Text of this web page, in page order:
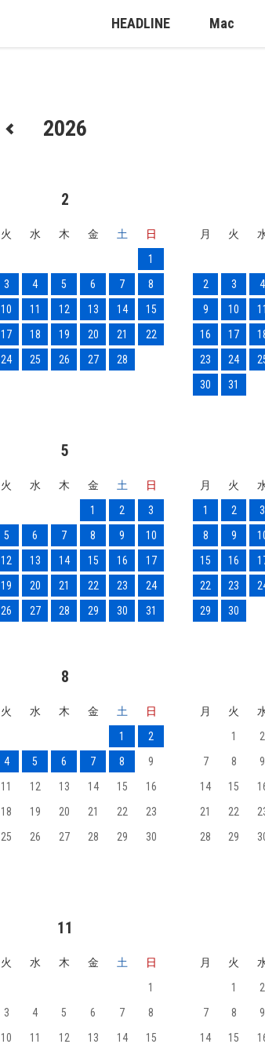
HEADLINE Mac
2026
2
火 水 木 金 土
日
1
3 4 5 6 7
8
10 11 12 13 14
15
17 18 19 20 21
22
24 25 26 27 28
月 火
2
3 4
9
10 11
16
17
23
24
30
31
5
火 水 木 金 土
日
1
2
3
5 6 7 8 9
10
12 13 14 15 16
17
19 20 21 22 23
24
26 27 28 29 30 31
月 火
1
2 3
8
9
15
16
22
23
29
30
8
火 水 木 金 土
日
1
2
4 5 6 7 8
9
11 12 13 14 15
16
18 19 20 21 22
23
25 26 27 28 29
30
月 火
1
2
7
8 9
14
15
21
22
28
29
11
火 水 木 金 土
日
1
3 4 5 6 7
8
10 11 12 13 14 15
月 火
1
2
7
8 9
14
15